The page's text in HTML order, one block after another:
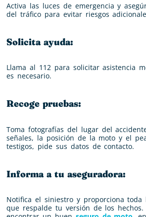
Activa las luces de emergencia y
del tráfico para evitar riesgos
Solicita ayuda:
Llama al 112 para solicitar asistencia
es necesario.
Recoge pruebas:
Toma fotografías del lugar del
señales, la posición de la moto y el
testigos, pide sus datos de contacto.
Informa a tu aseguradora:
Notifica el siniestro y proporciona toda
que respalde tu versión de los hechos.